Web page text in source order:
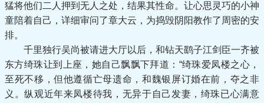
猛将他们二人押到无人之处，结果其性命。让心思灵巧的小神
童陪着自己，详细审问了章大云，为捣毁阴阳教作了周密的安
排。
千里独行吴尚被请进大厅以后，和钻天鹞子江剑臣一齐被
东方绮珠让到上座，她自己飘飘下拜道：“绮珠爱凤楼之心，
至死不移，但他遵循亡母遗命，和魏银屏订婚在前，夺之非
义。纵观近年来凤楼待我，无异于自己发妻，绮珠已心满意